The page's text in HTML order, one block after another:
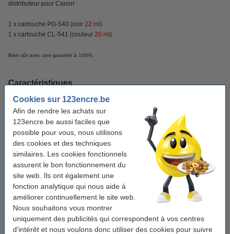
Cookies sur 123encre.be
Afin de rendre les achats sur
123encre.be aussi faciles que
possible pour vous, nous utilisons
des cookies et des techniques
similaires. Les cookies fonctionnels
assurent le bon fonctionnement du
site web. Ils ont également une
fonction analytique qui nous aide à
améliorer continuellement le site web.
Nous souhaitons vous montrer
uniquement des publicités qui correspondent à vos centres
d'intérêt et nous voulons donc utiliser des cookies pour suivre
distributeur pour Canon :
1 x cartouche PG-540 (noir 22 ml )
1 x cartouche CL-541 (couleur 20 ml )
Bien sûr avec une garantie à 100%.
Caractéristiques
Couleur: noir et couleur
Volume: 42 ml
Caractéristique: duopack
Bon plan : commandez également
Canon PG-540 cartouche d'encre (marque
123encre) - noir
21,50 €